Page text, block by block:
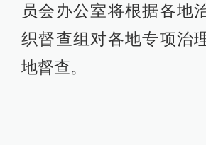
员会办公室将根据各地
织督查组对各地专项治
地督查。